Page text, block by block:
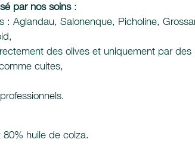
par nos soins:
: Aglandau, Salonenque, Picholine,
des olives et uniquement par
cuites,
80% huile de colza.